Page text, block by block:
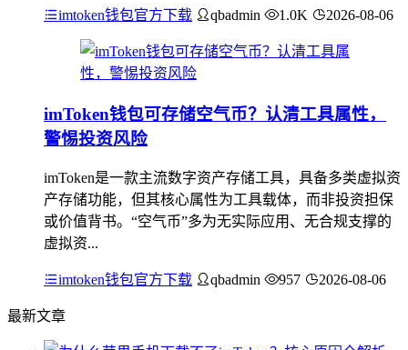
imtoken钱包官方下载 qbadmin 1.0K 2026-08-06
imToken钱包可存储空气币？认清工具属性，
警惕投资风险
imToken是一款主流数字资产存储工具，具备多类虚拟资
产存储功能，但其核心属性为工具载体，而非投资担保
或价值背书。“空气币”多为无实际应用、无合规支撑的
虚拟资...
imtoken钱包官方下载 qbadmin 957 2026-08-06
最新文章